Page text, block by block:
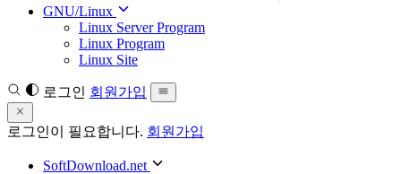
GNU/Linux
Linux Server Program
Linux Program
Linux Site
로그인 회원가입
로그인이 필요합니다. 회원가입
SoftDownload.net